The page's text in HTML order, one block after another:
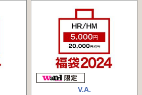
V.A.